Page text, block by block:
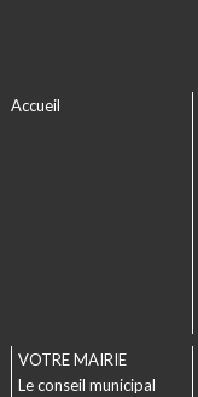
Accueil
VOTRE MAIRIE
Le conseil municipal